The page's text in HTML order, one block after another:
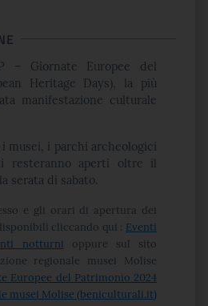
– Giornate Europee del
Heritage Days), la più
manifestazione culturale
musei, i parchi archeologici
resteranno aperti oltre il
serata di sabato.
e gli orari di apertura dei
cliccando qui : Eventi
notturni oppure sul sito
regionale musei Molise
Europee del Patrimonio 2024
musei Molise (beniculturali.it)